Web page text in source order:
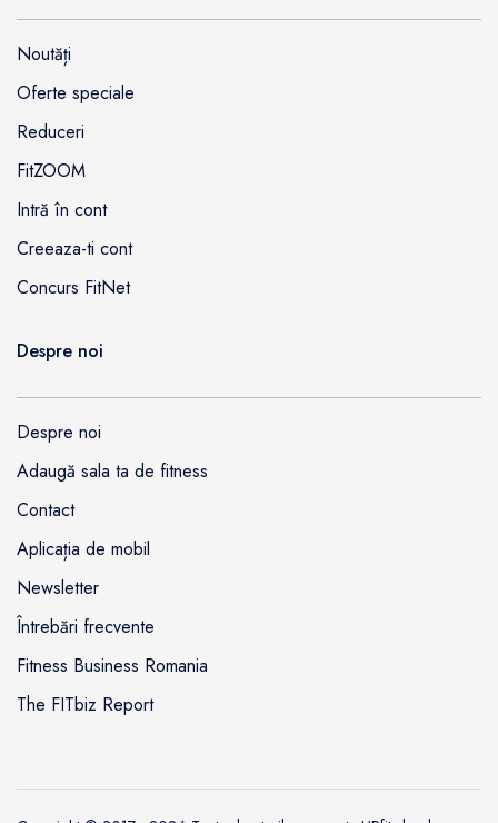
Noutăți
Oferte speciale
Reduceri
FitZOOM
Intră în cont
Creeaza-ti cont
Concurs FitNet
Despre noi
Despre noi
Adaugă sala ta de fitness
Contact
Aplicația de mobil
Newsletter
Întrebări frecvente
Fitness Business Romania
The FITbiz Report